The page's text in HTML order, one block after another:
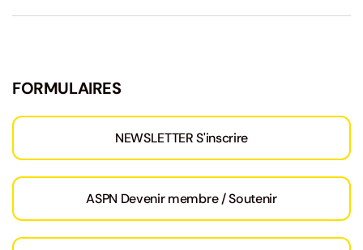
FORMULAIRES
NEWSLETTER S'inscrire
ASPN Devenir membre / Soutenir